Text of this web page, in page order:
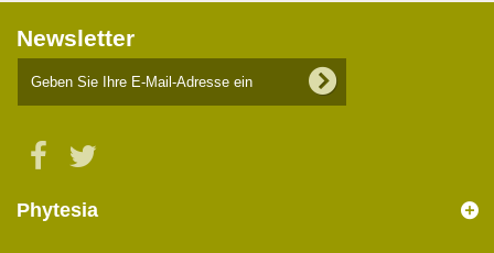
Newsletter
Phytesia